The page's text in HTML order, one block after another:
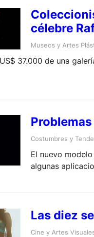
célebre
Museos y Artes
37.000 de una
Costumbres y
El nuevo
algunas
Las diez
Cine y Artes